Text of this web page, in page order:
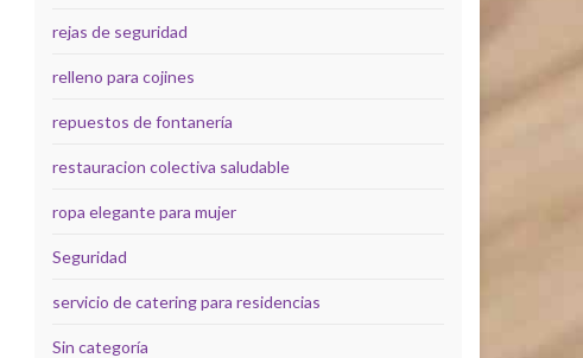
rejas de seguridad
relleno para cojines
repuestos de fontanería
restauracion colectiva saludable
ropa elegante para mujer
Seguridad
servicio de catering para residencias
Sin categoría